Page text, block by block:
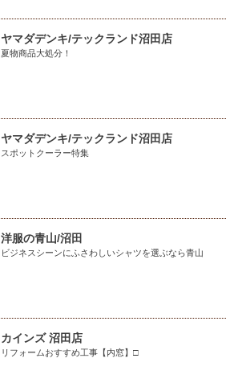
ヤマダデンキ/テックランド沼田店
夏物商品大処分！
ヤマダデンキ/テックランド沼田店
スポットクーラー特集
洋服の青山/沼田
ビジネスシーンにふさわしいシャツを選ぶなら青山
カインズ 沼田店
リフォームおすすめ工事【内窓】□